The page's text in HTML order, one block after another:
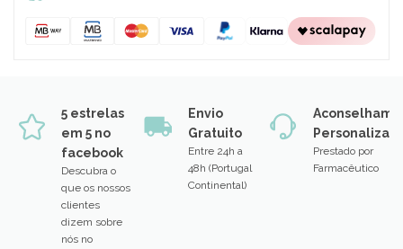
5 estrelas
em 5 no
facebook
Descubra o
que os nossos
clientes
dizem sobre
nós no
Envio
Gratuito
Entre 24h a
48h (Portugal
Continental)
Prestado por
Farmacêutico